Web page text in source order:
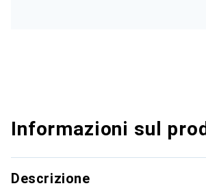
Informazioni sul
Descrizione